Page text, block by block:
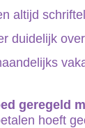
altijd
duidelijk
geregeld
hoeft